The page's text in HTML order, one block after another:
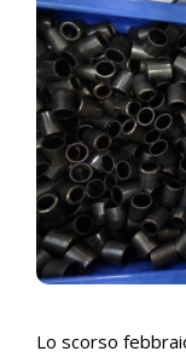
Lo scorso